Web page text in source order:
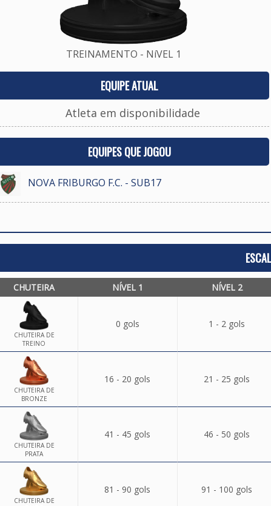
TREINAMENTO - NíVEL 1
EQUIPE ATUAL
Atleta em disponibilidade
EQUIPES QUE JOGOU
NOVA FRIBURGO F.C. - SUB17
CHUTEIRA NÍVEL 1 NÍVEL 2
CHUTEIRA DE
TREINO
0 gols 1 - 2 gols
CHUTEIRA DE
BRONZE
16 - 20 gols 21 - 25 gols
CHUTEIRA DE
PRATA
41 - 45 gols 46 - 50 gols
CHUTEIRA DE
81 - 90 gols 91 - 100 gols